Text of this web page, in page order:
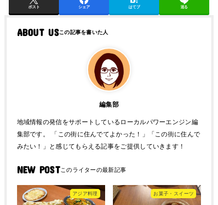
ポスト シェア はてブ 送る
ABOUT US
編集部
地域情報の発信をサポートしているローカルパワーエンジン編
集部です。 「この街に住んでてよかった！」「この街に住んで
みたい！」と感じてもらえる記事をご提供していきます！
NEW POST
アジア料理 お菓子・スイーツ